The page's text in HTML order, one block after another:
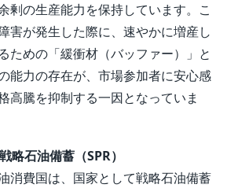
剰の生産能力を保持しています。こ
害が発生した際に、速やかに増産し
ための「緩衝材（バッファー）」と
能力の存在が、市場参加者に安心感
高騰を抑制する一因となっていま
略石油備蓄（SPR）
消費国は、国家として戦略石油備蓄